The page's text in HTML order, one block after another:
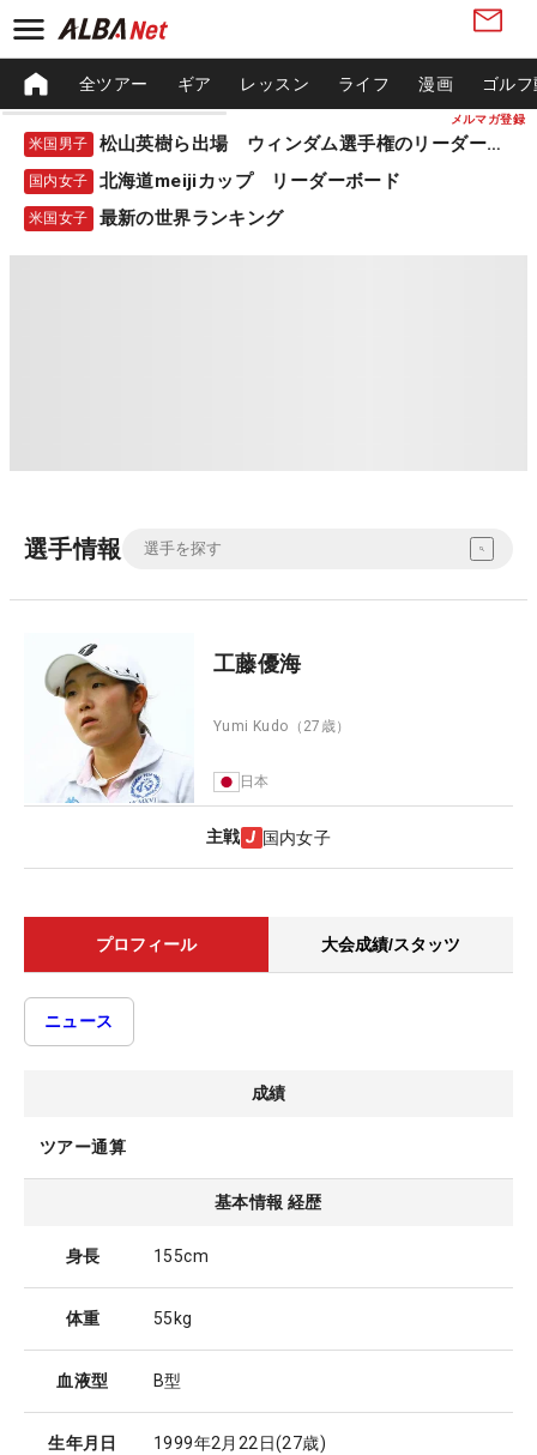
メルマガ登録
全ツアー ギア レッスン ライフ 漫画 ゴル
米国男子 松山英樹ら出場 ウィンダム選手権のリーダーボード
国内女子 北海道meijiカップ リーダーボード
米国女子 最新の世界ランキング
選手情報
工藤優海
Yumi Kudo （27歳）
日本
主戦 国内女子
プロフィール 大会成績/スタッツ
ニュース
成績
ツアー通算
基本情報 経歴
身長 155cm
体重 55kg
血液型 B型
生年月日 1999年2月22日(27歳)